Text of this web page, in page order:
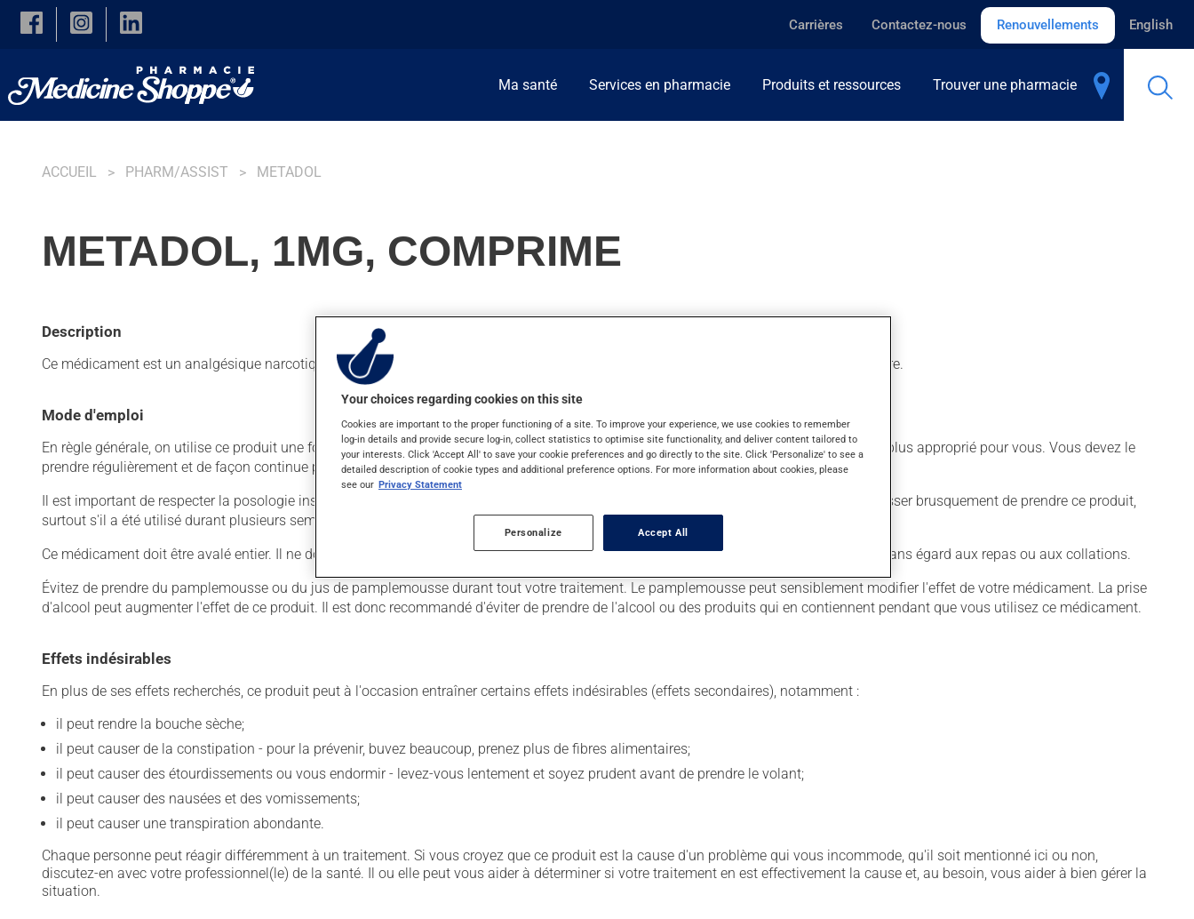
Skip to main content
Carrières Contactez-nous Renouvellements English
Ma santé Services en pharmacie Produits et ressources Trouver une pharmacie
ACCUEIL PHARM/ASSIST METADOL
METADOL, 1MG, COMPRIME
Description
Ce médicament est un analgésique narcotique. Habituellement, on l'utilise pour la douleur. On peut sentir son action en moins d'une heure.
Mode d'emploi
En règle générale, on utilise ce produit une fois par jour. Il est possible que votre pharmacien vous ait indiqué un horaire différent qui est plus approprié pour vous. Vous devez le
prendre régulièrement et de façon continue pour maintenir ses effets bénéfiques.
Il est important de respecter la posologie inscrite sur l'étiquette. N'en utilisez pas plus, ni plus souvent qu'indiqué. Il est déconseillé de cesser brusquement de prendre ce produit,
surtout s'il a été utilisé durant plusieurs semaines. Si vous voulez cesser de l'utiliser, discutez-en avec votre pharmacien.
Ce médicament doit être avalé entier. Il ne doit pas être coupé, croqué ou écrasé. Ce médicament peut être pris avec ou sans nourriture, sans égard aux repas ou aux collations.
Évitez de prendre du pamplemousse ou du jus de pamplemousse durant tout votre traitement. Le pamplemousse peut sensiblement modifier l'effet de votre médicament. La prise
d'alcool peut augmenter l'effet de ce produit. Il est donc recommandé d'éviter de prendre de l'alcool ou des produits qui en contiennent pendant que vous utilisez ce médicament.
Effets indésirables
En plus de ses effets recherchés, ce produit peut à l'occasion entraîner certains effets indésirables (effets secondaires), notamment :
il peut rendre la bouche sèche;
il peut causer de la constipation - pour la prévenir, buvez beaucoup, prenez plus de fibres alimentaires;
il peut causer des étourdissements ou vous endormir - levez-vous lentement et soyez prudent avant de prendre le volant;
il peut causer des nausées et des vomissements;
il peut causer une transpiration abondante.
Chaque personne peut réagir différemment à un traitement. Si vous croyez que ce produit est la cause d'un problème qui vous incommode, qu'il soit mentionné ici ou non,
discutez-en avec votre professionnel(le) de la santé. Il ou elle peut vous aider à déterminer si votre traitement en est effectivement la cause et, au besoin, vous aider à bien gérer la
situation.
Your choices regarding cookies on this site
Cookies are important to the proper functioning of a site. To improve your experience, we use cookies to remember
log-in details and provide secure log-in, collect statistics to optimise site functionality, and deliver content tailored to
your interests. Click 'Accept All' to save your cookie preferences and go directly to the site. Click 'Personalize' to see a
detailed description of cookie types and additional preference options. For more information about cookies, please
see our Privacy Statement
Personalize Accept All